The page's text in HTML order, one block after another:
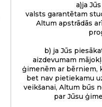
a)ja
valsts garantētam
Altum apstrādās
b) ja Jūs
aizdevumam
ģimenēm ar bērniem,
bet nav pietiekamu
veikšanai, Altum būs
par Jūsu